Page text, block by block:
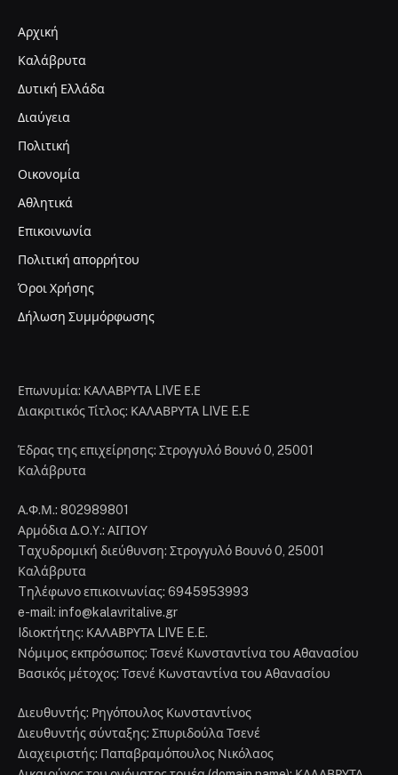
Αρχική
Καλάβρυτα
Δυτική Ελλάδα
Διαύγεια
Πολιτική
Οικονομία
Αθλητικά
Επικοινωνία
Πολιτική απορρήτου
Όροι Χρήσης
Δήλωση Συμμόρφωσης
Επωνυμία: ΚΑΛΑΒΡΥΤΑ LIVE Ε.Ε
Διακριτικός Τίτλος: ΚΑΛΑΒΡΥΤΑ LIVE E.E
Έδρας της επιχείρησης: Στρογγυλό Βουνό 0, 25001
Καλάβρυτα
Α.Φ.Μ.: 802989801
Αρμόδια Δ.Ο.Υ.: ΑΙΓΙΟΥ
Tαχυδρομική διεύθυνση: Στρογγυλό Βουνό 0, 25001
Καλάβρυτα
Tηλέφωνο επικοινωνίας: 6945953993
e-mail: info@kalavritalive.gr
Iδιοκτήτης: ΚΑΛΑΒΡΥΤΑ LIVE E.E.
Νόμιμος εκπρόσωπος: Τσενέ Κωνσταντίνα του Αθανασίου
Βασικός μέτοχος: Τσενέ Κωνσταντίνα του Αθανασίου
Διευθυντής: Ρηγόπουλος Κωνσταντίνος
Διευθυντής σύνταξης: Σπυριδούλα Τσενέ
Διαχειριστής: Παπαβραμόπουλος Νικόλαος